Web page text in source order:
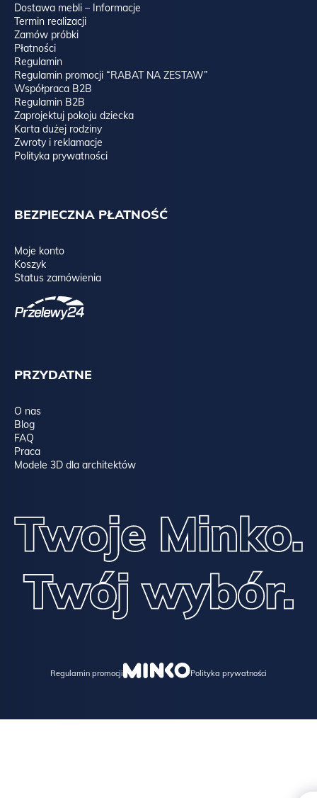
Dostawa mebli – Informacje
Termin realizacji
Zamów próbki
Płatności
Regulamin
Regulamin promocji “RABAT NA ZESTAW”
Współpraca B2B
Regulamin B2B
Zaprojektuj pokoju dziecka
Karta dużej rodziny
Zwroty i reklamacje
Polityka prywatności
BEZPIECZNA PŁATNOŚĆ
Moje konto
Koszyk
Status zamówienia
PRZYDATNE
O nas
Blog
FAQ
Praca
Modele 3D dla architektów
Regulamin promocji Polityka prywatności